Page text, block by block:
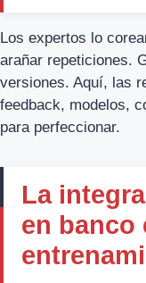
Los expertos lo
arañar repeticiones.
versiones. Aquí, las
feedback, modelos,
para perfeccionar.
La
en banco